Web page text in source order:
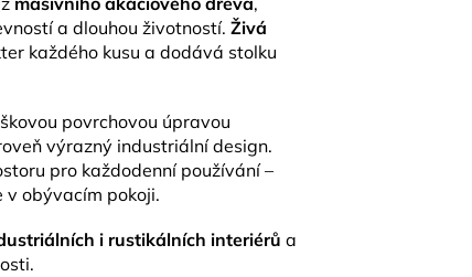
a dlouhou životností. Živá
každého kusu a dodává stolku
povrchovou úpravou
výrazný industriální design.
pro každodenní používání –
v obývacím pokoji.
i rustikálních interiérů a